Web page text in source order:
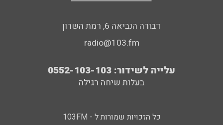
דבורה הנביאה 6, רמת השרון
radio@103.fm
עלייה לשידור: 0552-103-103
בעלות שיחה רגילה
כל הזכויות שמורות ל - 103FM